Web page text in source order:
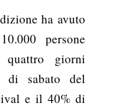
ha avuto
persone
giorni
di sabato del
e il 40% di